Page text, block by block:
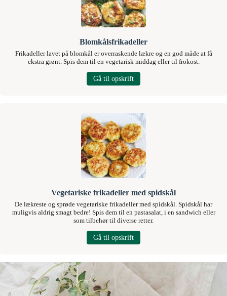
Blomkålsfrikadeller
Frikadeller lavet på blomkål er overraskende lækre og en god måde at få
ekstra grønt. Spis dem til en vegetarisk middag eller til frokost.
Gå til opskrift
Vegetariske frikadeller med spidskål
De lækreste og sprøde vegetariske frikadeller med spidskål. Spidskål har
muligvis aldrig smagt bedre! Spis dem til en pastasalat, i en sandwich eller
som tilbehør til diverse retter.
Gå til opskrift